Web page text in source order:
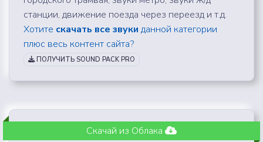
станции, движение поезда через переезд и т.д.
Хотите скачать все звуки данной категории
плюс весь контент сайта?
ПОЛУЧИТЬ SOUND PACK PRO
Скачай из Облака